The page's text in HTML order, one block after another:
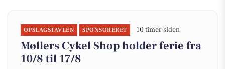
OPSLAGSTAVLEN SPONSORERET 10 timer siden
Møllers Cykel Shop holder ferie fra
10/8 til 17/8